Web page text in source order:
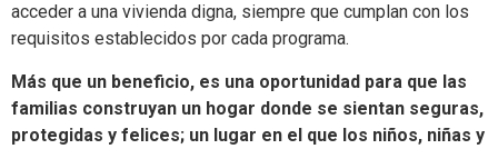
acceder a una vivienda digna, siempre que cumplan con los
requisitos establecidos por cada programa.
Más que un beneficio, es una oportunidad para que las
familias construyan un hogar donde se sientan seguras,
protegidas y felices; un lugar en el que los niños, niñas y